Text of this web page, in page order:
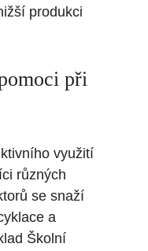
produkci
při
využití
různých
se snaží
a
Školní